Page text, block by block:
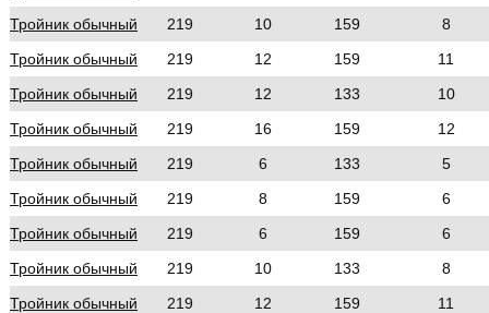
Тройник обычный
219 10 159
8
Тройник обычный
219 12 159
11
Тройник обычный
219 12 133
10
Тройник обычный
219 16 159
12
Тройник обычный
219 6 133
5
Тройник обычный
219 8 159
6
Тройник обычный
219 6 159
6
Тройник обычный
219 10 133
8
Тройник обычный
219 12 159 11